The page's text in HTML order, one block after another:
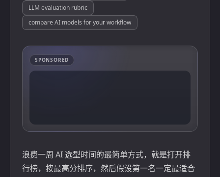
LLM evaluation rubric
compare AI models for your workflow
SPONSORED
浪费一周 AI 选型时间的最简单方式，就是打开排
行榜，按最高分排序，然后假设第一名一定最适合